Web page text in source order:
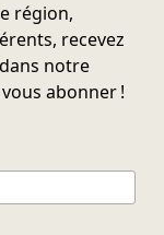
région,
recevez
notre
abonner !